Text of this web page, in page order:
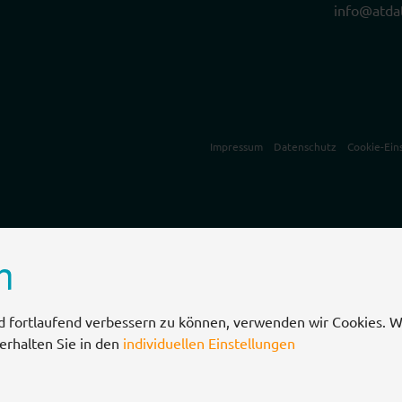
Impressum Datenschutz Cookie-
verbessern zu können, verwenden wir Cookies.
Sie in den individuellen Einstellungen